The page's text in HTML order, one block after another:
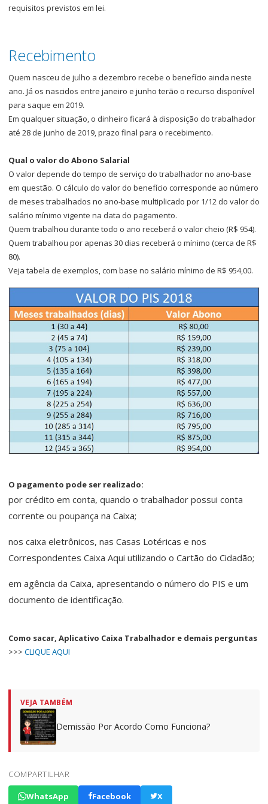
requisitos previstos em lei.
Recebimento
Quem nasceu de julho a dezembro recebe o benefício ainda neste
ano. Já os nascidos entre janeiro e junho terão o recurso disponível
para saque em 2019.
Em qualquer situação, o dinheiro ficará à disposição do trabalhador
até 28 de junho de 2019, prazo final para o recebimento.
Qual o valor do Abono Salarial
O valor depende do tempo de serviço do trabalhador no ano-base
em questão. O cálculo do valor do benefício corresponde ao número
de meses trabalhados no ano-base multiplicado por 1/12 do valor do
salário mínimo vigente na data do pagamento.
Quem trabalhou durante todo o ano receberá o valor cheio (R$ 954).
Quem trabalhou por apenas 30 dias receberá o mínimo (cerca de R$
80).
Veja tabela de exemplos, com base no salário mínimo de R$ 954,00.
O pagamento pode ser realizado:
por crédito em conta, quando o trabalhador possui conta
corrente ou poupança na Caixa;
nos caixa eletrônicos, nas Casas Lotéricas e nos
Correspondentes Caixa Aqui utilizando o Cartão do Cidadão;
em agência da Caixa, apresentando o número do PIS e um
documento de identificação.
Como sacar, Aplicativo Caixa Trabalhador e demais perguntas
>>> CLIQUE AQUI
VEJA TAMBÉM
Demissão Por Acordo Como Funciona?
COMPARTILHAR
WhatsApp Facebook X